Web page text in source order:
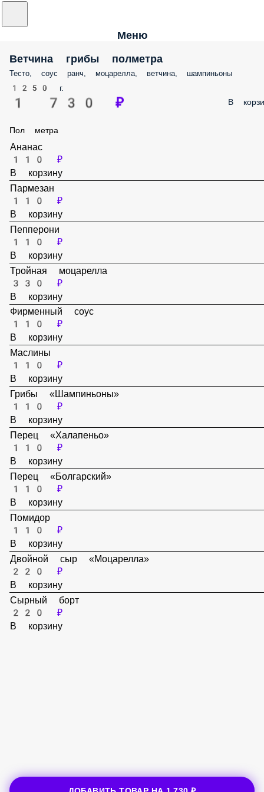
Меню
Ветчина грибы полметра
Тесто, соус ранч, моцарелла, ветчина, шампиньоны
1250 г.
1 730 ₽ В
Пол метра
Ананас
110 ₽
В корзину
Пармезан
110 ₽
В корзину
Пепперони
110 ₽
В корзину
Тройная моцарелла
330 ₽
В корзину
Фирменный соус
110 ₽
В корзину
Маслины
110 ₽
В корзину
Грибы «Шампиньоны»
110 ₽
В корзину
Перец «Халапеньо»
110 ₽
В корзину
Перец «Болгарский»
110 ₽
В корзину
Помидор
110 ₽